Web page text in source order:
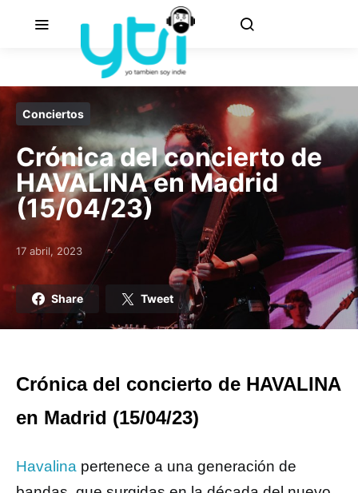
Conciertos
Crónica del concierto de
HAVALINA en Madrid
(15/04/23)
Posted on
17 abril, 2023
Share Tweet
Crónica del concierto de HAVALINA
en Madrid (15/04/23)
Havalina pertenece a una generación de